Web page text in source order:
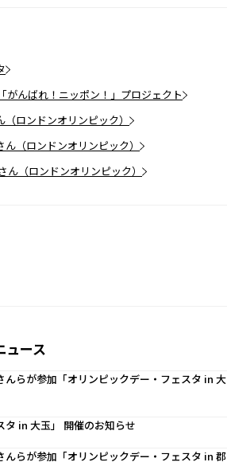
がんばれ！ニッポン！」プロジェクト
ロンドンオリンピック）
（ロンドンオリンピック）
ん（ロンドンオリンピック）
ュース
んらが参加「オリンピックデー・フェスタ in 大
タ in 大玉」 開催のお知らせ
んらが参加「オリンピックデー・フェスタ in 郡